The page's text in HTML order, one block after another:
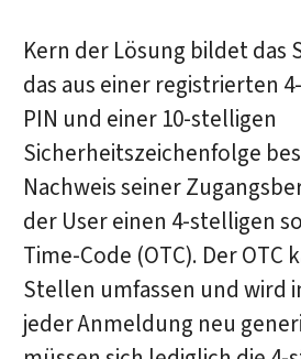
Kern der Lösung bildet
das aus einer registrierten
PIN und einer 10-stelligen
Sicherheitszeichenfolge
Nachweis seiner
der User einen 4-stelligen
Time-Code (OTC). Der OTC
Stellen umfassen und wird
jeder Anmeldung neu